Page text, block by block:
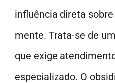
influência direta sobre
mente. Trata-se de
que exige
especializado. O